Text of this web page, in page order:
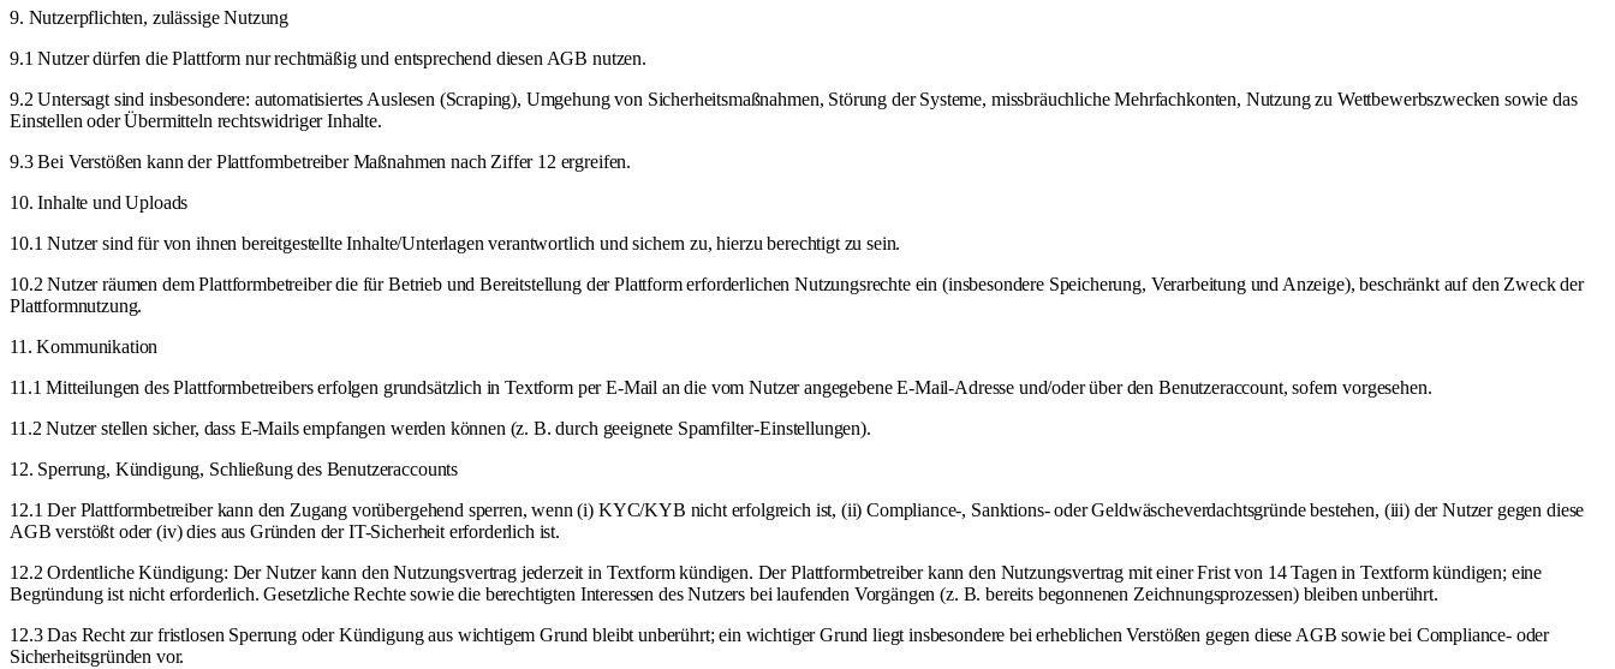
9. Nutzerpflichten, zulässige Nutzung
9.1 Nutzer dürfen die Plattform nur rechtmäßig und entsprechend diesen AGB nutzen.
9.2 Untersagt sind insbesondere: automatisiertes Auslesen (Scraping), Umgehung von Sicherheitsmaßnahmen, Störung der Systeme, missbräuchliche Mehrfachkonten, Nutzung zu Wettbewerbszwecken sowie das
Einstellen oder Übermitteln rechtswidriger Inhalte.
9.3 Bei Verstößen kann der Plattformbetreiber Maßnahmen nach Ziffer 12 ergreifen.
10. Inhalte und Uploads
10.1 Nutzer sind für von ihnen bereitgestellte Inhalte/Unterlagen verantwortlich und sichern zu, hierzu berechtigt zu sein.
10.2 Nutzer räumen dem Plattformbetreiber die für Betrieb und Bereitstellung der Plattform erforderlichen Nutzungsrechte ein (insbesondere Speicherung, Verarbeitung und Anzeige), beschränkt auf den Zweck der
Plattformnutzung.
11. Kommunikation
11.1 Mitteilungen des Plattformbetreibers erfolgen grundsätzlich in Textform per E-Mail an die vom Nutzer angegebene E-Mail-Adresse und/oder über den Benutzeraccount, sofern vorgesehen.
11.2 Nutzer stellen sicher, dass E-Mails empfangen werden können (z. B. durch geeignete Spamfilter-Einstellungen).
12. Sperrung, Kündigung, Schließung des Benutzeraccounts
12.1 Der Plattformbetreiber kann den Zugang vorübergehend sperren, wenn (i) KYC/KYB nicht erfolgreich ist, (ii) Compliance-, Sanktions- oder Geldwäscheverdachtsgründe bestehen, (iii) der Nutzer gegen diese
AGB verstößt oder (iv) dies aus Gründen der IT-Sicherheit erforderlich ist.
12.2 Ordentliche Kündigung: Der Nutzer kann den Nutzungsvertrag jederzeit in Textform kündigen. Der Plattformbetreiber kann den Nutzungsvertrag mit einer Frist von 14 Tagen in Textform kündigen; eine
Begründung ist nicht erforderlich. Gesetzliche Rechte sowie die berechtigten Interessen des Nutzers bei laufenden Vorgängen (z. B. bereits begonnenen Zeichnungsprozessen) bleiben unberührt.
12.3 Das Recht zur fristlosen Sperrung oder Kündigung aus wichtigem Grund bleibt unberührt; ein wichtiger Grund liegt insbesondere bei erheblichen Verstößen gegen diese AGB sowie bei Compliance- oder
Sicherheitsgründen vor.